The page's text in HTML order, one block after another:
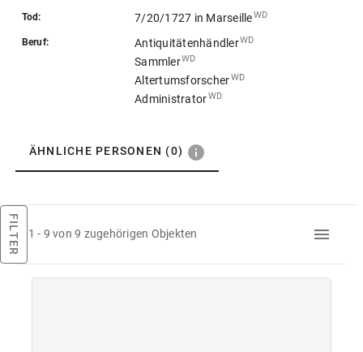
Tod: 7/20/1727 in Marseille WD
Beruf: Antiquitätenhändler WD
Sammler WD
Altertumsforscher WD
Administrator WD
ÄHNLICHE PERSONEN (0)
FILTER 1 - 9 von 9 zugehörigen Objekten